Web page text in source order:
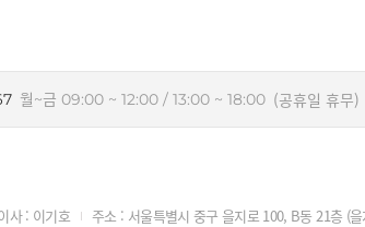
월~금 09:00 ~ 12:00 / 13:00 ~ 18:00 (공휴일 휴무)
사 : 이기호 주소 : 서울특별시 중구 을지로 100, B동 21층 (